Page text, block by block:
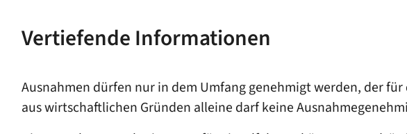
Vertiefende Informationen
Ausnahmen dürfen nur in dem Umfang genehmigt werden, der
aus wirtschaftlichen Gründen alleine darf keine